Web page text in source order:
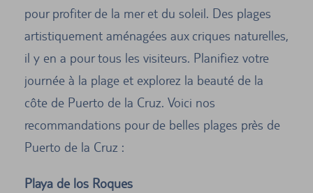
pour profiter de la mer et du soleil. Des plages
artistiquement aménagées aux criques naturelles,
il y en a pour tous les visiteurs. Planifiez votre
journée à la plage et explorez la beauté de la
côte de Puerto de la Cruz. Voici nos
recommandations pour de belles plages près de
Puerto de la Cruz :
Playa de los Roques